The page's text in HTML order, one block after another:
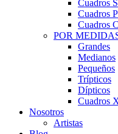
Cuadros
Cuadros
Cuadros
POR
Grandes
Medianos
Pequeños
Trípticos
Dípticos
Cuadros
Nosotros
Artistas